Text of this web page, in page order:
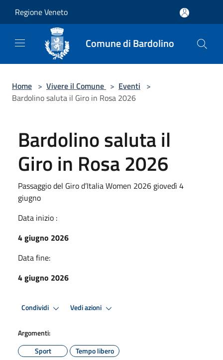
Regione Veneto
Comune di Bardolino
Home > Vivere il Comune > Eventi >
Bardolino saluta il Giro in Rosa 2026
Bardolino saluta il
Giro in Rosa 2026
Passaggio del Giro d’Italia Women 2026 giovedì 4
giugno
Data inizio :
4 giugno 2026
Data fine:
4 giugno 2026
Condividi Vedi azioni
Argomenti:
Sport
Tempo libero